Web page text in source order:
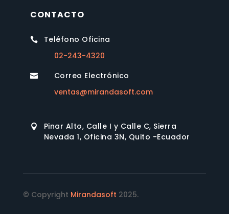
CONTACTO

Teléfono Oficina
02-243-4320

Correo Electrónico
ventas@mirandasoft.com

Pinar Alto, Calle I y Calle C, Sierra
Nevada 1, Oficina 3N, Quito -Ecuador
© Copyright Mirandasoft 2025.